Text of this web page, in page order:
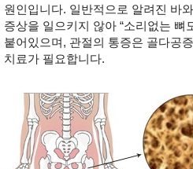
원인입니다. 일반적으로 알려진 바
증상을 일으키지 않아 “소리없는 뼈
붙어있으며, 관절의 통증은 골다공
치료가 필요합니다.